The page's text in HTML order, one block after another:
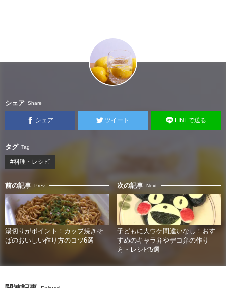
シェア Share
シェア ツイート LINEで送る
タグ Tag
#料理・レシピ
前の記事 Prev
湯切りがポイント！カップ焼きそ
ばのおいしい作り方のコツ6選
次の記事 Next
子どもに大ウケ間違いなし！おす
すめのキャラ弁やデコ弁の作り
方・レシピ5選